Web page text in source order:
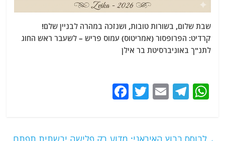
שבת שלום, בשורות טובות, ושנזכה במהרה לבניין שלם!
קרדיט: הפרופסור (אמריטוס) עמוס פריש – לשעבר ראש החוג
לתנ"ך באוניברסיטת בר אילן
W
T
E
T